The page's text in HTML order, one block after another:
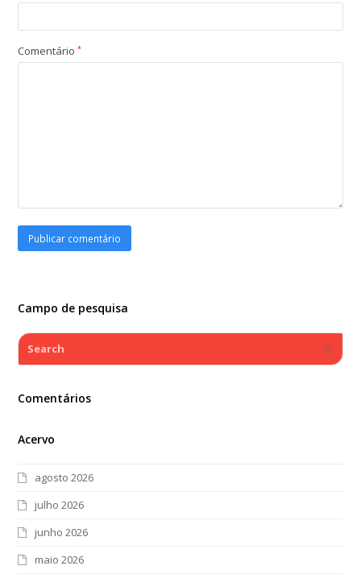
Comentário*
Campo de pesquisa
Search
Comentários
Acervo
agosto 2026
julho 2026
junho 2026
maio 2026